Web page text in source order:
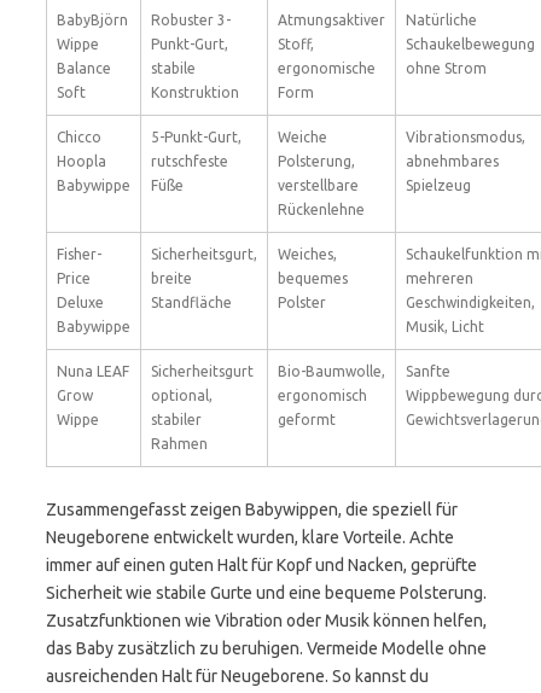
BabyBjörn
Wippe
Balance
Soft
Robuster 3-
Punkt-Gurt,
stabile
Konstruktion
Atmungsaktiver
Stoff,
ergonomische
Form
Natürliche
Schaukelbewegung
ohne Strom
Chicco
Hoopla
Babywippe
5-Punkt-Gurt,
rutschfeste
Füße
Weiche
Polsterung,
verstellbare
Rückenlehne
Vibrationsmodus,
abnehmbares
Spielzeug
Fisher-
Price
Deluxe
Babywippe
Sicherheitsgurt,
breite
Standfläche
Weiches,
bequemes
Polster
Schaukelfunktion
mehreren
Geschwindigkeiten,
Musik, Licht
Nuna LEAF
Grow
Wippe
Sicherheitsgurt
optional,
stabiler
Rahmen
Bio-Baumwolle,
ergonomisch
geformt
Sanfte
Wippbewegung
Zusammengefasst zeigen Babywippen, die speziell für
Neugeborene entwickelt wurden, klare Vorteile. Achte
immer auf einen guten Halt für Kopf und Nacken, geprüfte
Sicherheit wie stabile Gurte und eine bequeme Polsterung.
Zusatzfunktionen wie Vibration oder Musik können helfen,
das Baby zusätzlich zu beruhigen. Vermeide Modelle ohne
ausreichenden Halt für Neugeborene. So kannst du